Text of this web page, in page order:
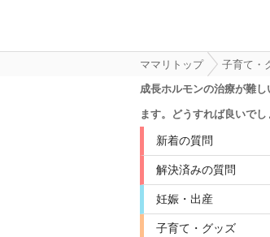
ママリトップ
子育て・
成長ホルモンの治療が難
ます。どうすれば良いでし
新着の質問
解決済みの質問
妊娠・出産
子育て・グッズ